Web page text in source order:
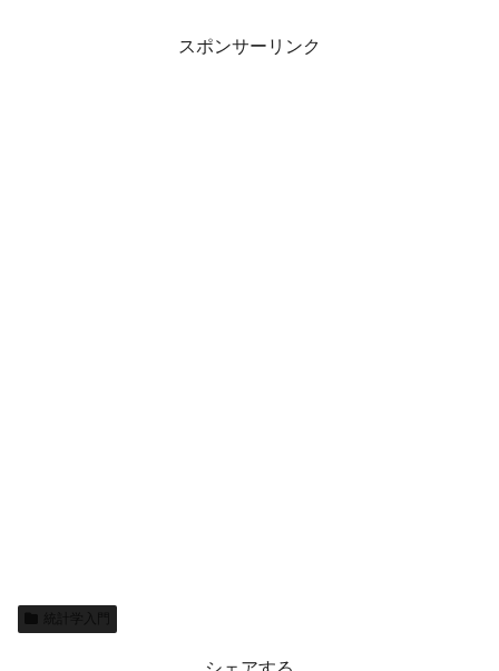
スポンサーリンク
統計学入門